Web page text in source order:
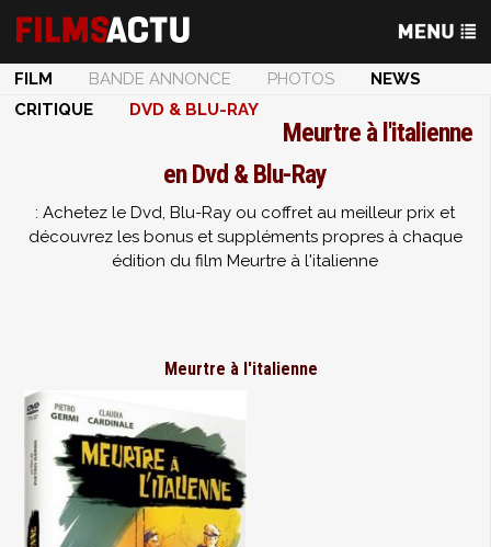
FILM BANDE ANNONCE PHOTOS
NEWS
CRITIQUE
DVD & BLU-RAY
Meurtre à l'italienne
en Dvd & Blu-Ray
: Achetez le Dvd, Blu-Ray ou coffret au meilleur prix et
découvrez les bonus et suppléments propres à chaque
édition du film Meurtre à l'italienne
Meurtre à l'italienne